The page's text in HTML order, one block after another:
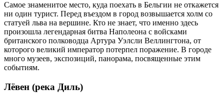
Самое знаменитое место, куда поехать в Бельгии не откажется
ни один турист. Перед въездом в город возвышается холм со
статуей льва на вершине. Кто не знает, что именно здесь
произошла легендарная битва Наполеона с войсками
британского полководца Артура Уэлсли Веллингтона, от
которого великий император потерпел поражение. В городе
много музеев, экспозиций, панорама, посвященные этим
событиям.
Лёвен (река Диль)